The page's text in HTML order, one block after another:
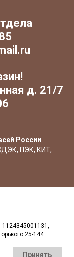
д. 21/7
России
ПЭК, КИТ,
25-144
Принять